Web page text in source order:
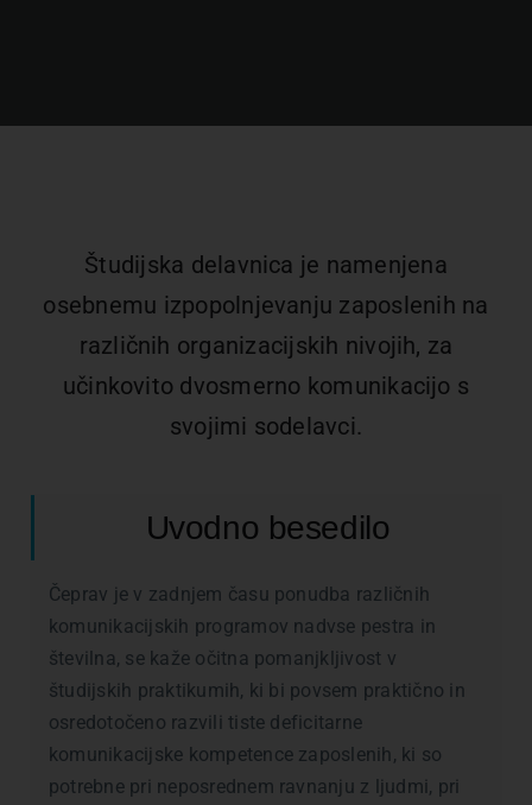
Študijska delavnica je namenjena
osebnemu izpopolnjevanju zaposlenih na
različnih organizacijskih nivojih, za
učinkovito dvosmerno komunikacijo s
svojimi sodelavci.
Uvodno besedilo
Čeprav je v zadnjem času ponudba različnih
komunikacijskih programov nadvse pestra in
številna, se kaže očitna pomanjkljivost v
študijskih praktikumih, ki bi povsem praktično in
osredotočeno razvili tiste deficitarne
komunikacijske kompetence zaposlenih, ki so
potrebne pri neposrednem ravnanju z ljudmi, pri